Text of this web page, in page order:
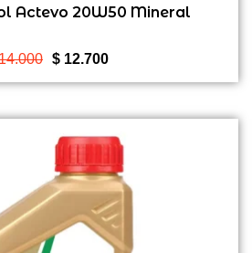
0
5
Actevo 20W50 Mineral
El
precio
$ 12.700El
precio